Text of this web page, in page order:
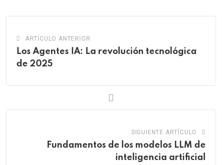
ARTÍCULO ANTERIOR
Los Agentes IA: La revolución tecnológica
de 2025
SIGUIENTE ARTÍCULO
Fundamentos de los modelos LLM de
inteligencia artificial